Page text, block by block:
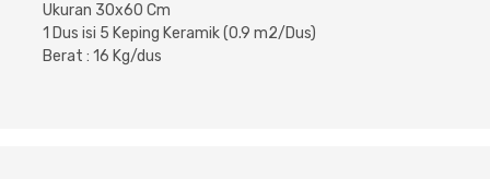
Atap & Lantai
Ukuran 30x60 Cm
1 Dus isi 5 Keping Keramik (0.9 m2/Dus)
Berat : 16 Kg/dus